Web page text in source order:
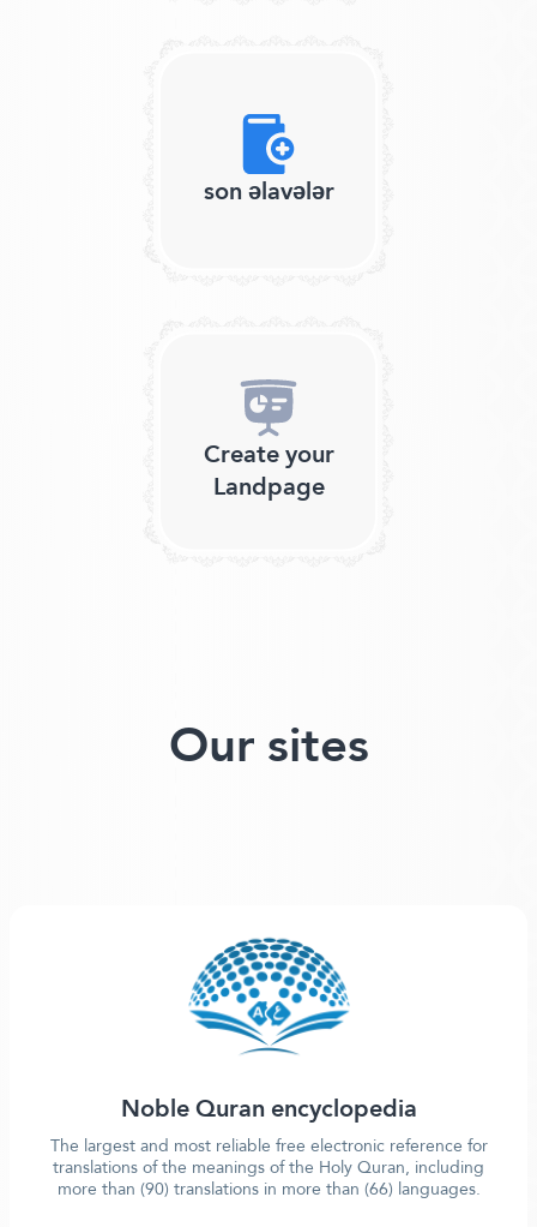
son əlavələr
Create your
Landpage
Our sites
Noble Quran encyclopedia
The largest and most reliable free electronic reference for
translations of the meanings of the Holy Quran, including
more than (90) translations in more than (66) languages.